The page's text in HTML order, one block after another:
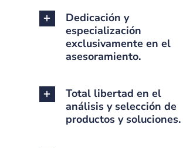
Dedicación y
especialización
exclusivamente en el
asesoramiento.
Total libertad en el
análisis y selección de
productos y soluciones.